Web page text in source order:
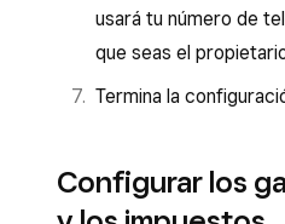
usará tu número de
que seas el
Termina la
Configurar los